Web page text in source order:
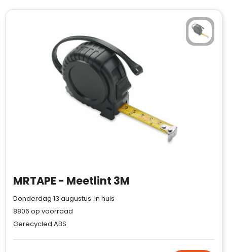
MRTAPE - Meetlint 3M
Donderdag 13 augustus in huis
8806 op voorraad
Gerecycled ABS